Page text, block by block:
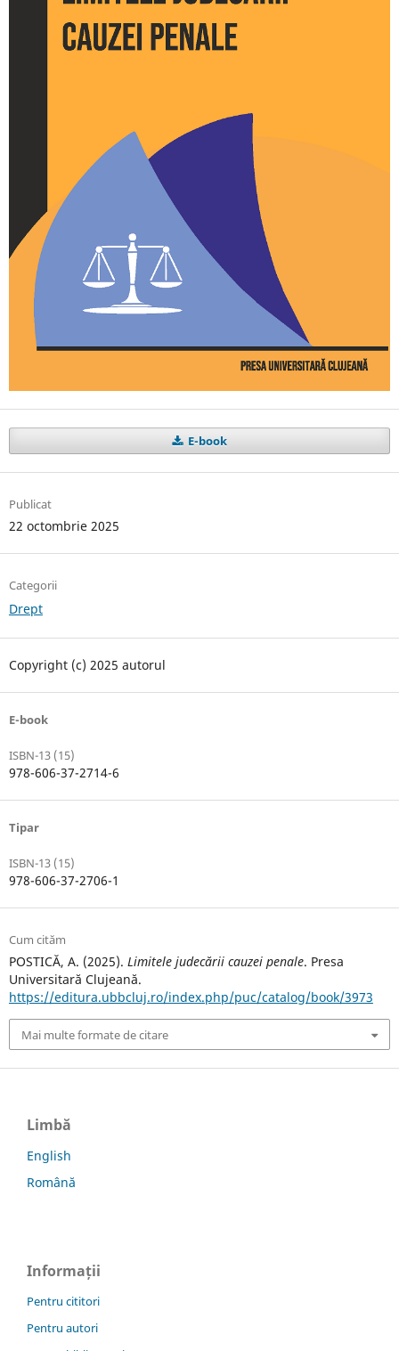
E-book
Publicat
22 octombrie 2025
Categorii
Drept
Copyright (c) 2025 autorul
E-book
ISBN-13 (15)
978-606-37-2714-6
Tipar
ISBN-13 (15)
978-606-37-2706-1
Cum cităm
POSTICĂ, A. (2025). Limitele judecării cauzei penale. Presa
Universitară Clujeană.
https://editura.ubbcluj.ro/index.php/puc/catalog/book/3973
Mai multe formate de citare
Limbă
English
Română
Informații
Pentru cititori
Pentru autori